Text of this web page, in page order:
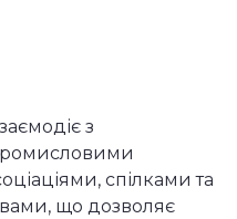
з
спілками та
що дозволяє